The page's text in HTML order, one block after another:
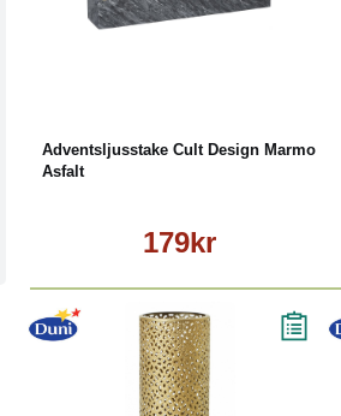
Adventsljusstake Cult Design Marmo
Asfalt
179kr